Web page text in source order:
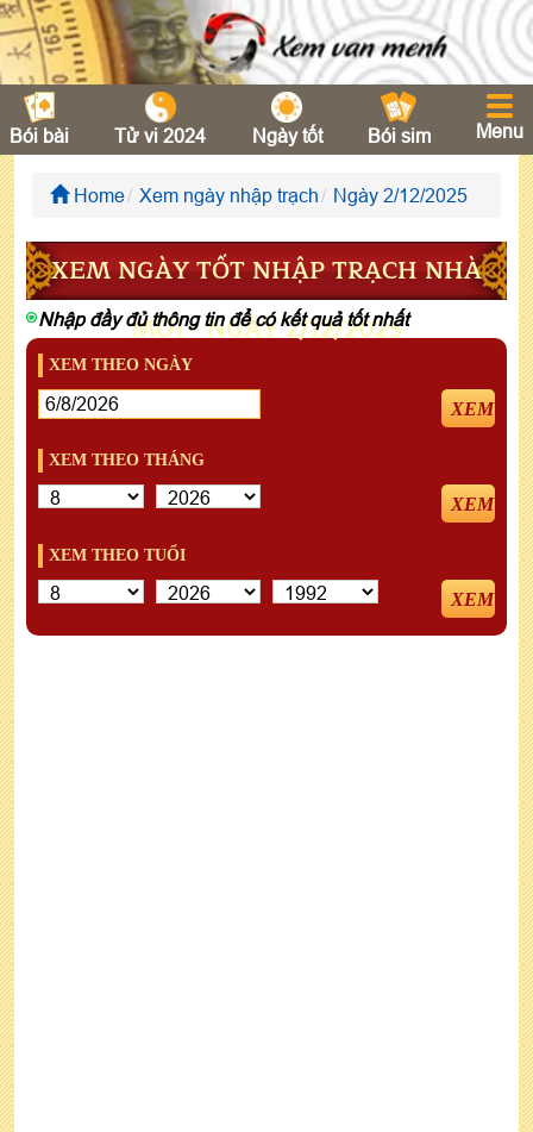
Bói bài Tử vi 2024 Ngày tốt Bói sim Menu
Home Xem ngày nhập trạch Ngày 2/12/2025
XEM NGÀY TỐT NHẬP TRẠCH NHÀ
MỚI - NGÀY 2/12/2025
Nhập đầy đủ thông tin để có kết quả tốt nhất
XEM THEO NGÀY
XEM
XEM THEO THÁNG
XEM
XEM THEO TUỔI
XEM